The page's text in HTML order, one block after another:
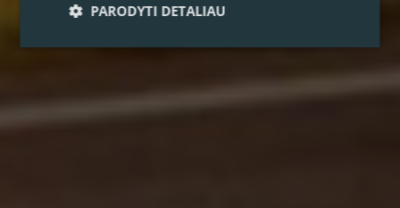
PARODYTI DETALIAU